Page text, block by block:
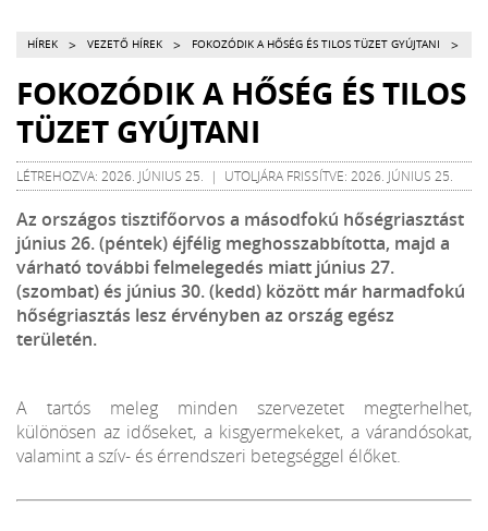
HÍREK > VEZETŐ HÍREK > FOKOZÓDIK A HŐSÉG ÉS TILOS TÜZET GYÚJTANI >
FOKOZÓDIK A HŐSÉG ÉS TILOS
TÜZET GYÚJTANI
LÉTREHOZVA: 2026. JÚNIUS 25. | UTOLJÁRA FRISSÍTVE: 2026. JÚNIUS 25.
Az országos tisztifőorvos a másodfokú hőségriasztást
június 26. (péntek) éjfélig meghosszabbította, majd a
várható további felmelegedés miatt június 27.
(szombat) és június 30. (kedd) között már harmadfokú
hőségriasztás lesz érvényben az ország egész
területén.
A tartós meleg minden szervezetet megterhelhet,
különösen az időseket, a kisgyermekeket, a várandósokat,
valamint a szív- és érrendszeri betegséggel élőket.